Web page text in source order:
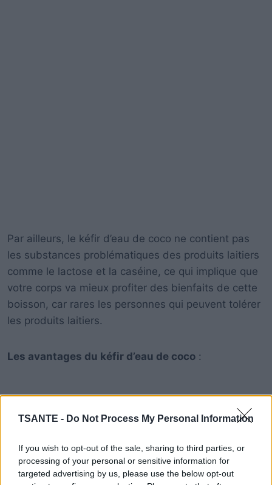
TSANTE - Do Not Process My Personal Information
If you wish to opt-out of the sale, sharing to third parties, or
processing of your personal or sensitive information for
targeted advertising by us, please use the below opt-out
Par ailleurs, le kéfir d’eau de coco ne contient pas
les substances problématiques des produits laitiers
comme le lactose et la caséine, ce qui implique que
votre corps va mieux profiter des bienfaits de cette
boisson, car rares les personnes qui peuvent tolérer
les produits laitiers.
Les avantages du kéfir d’eau de coco: